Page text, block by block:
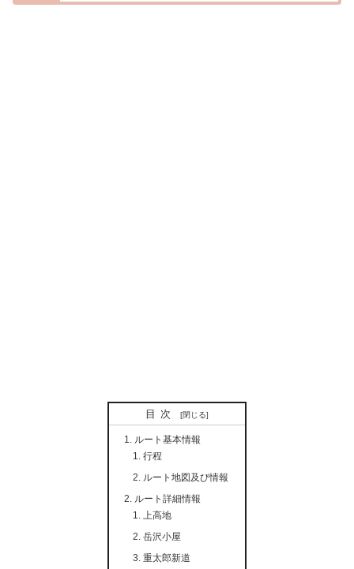
目次
ルート基本情報
行程
ルート地図及び情報
ルート詳細情報
上高地
岳沢小屋
重太郎新道